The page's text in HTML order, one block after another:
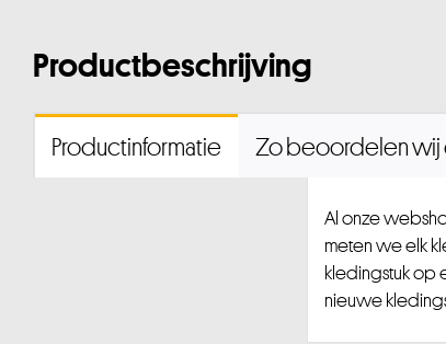
Productbeschrijving
Productinformatie Zo beoordelen wij
Al onze
meten we elk
kledingstuk op
nieuwe